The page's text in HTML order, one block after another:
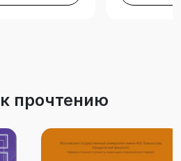
прочтению